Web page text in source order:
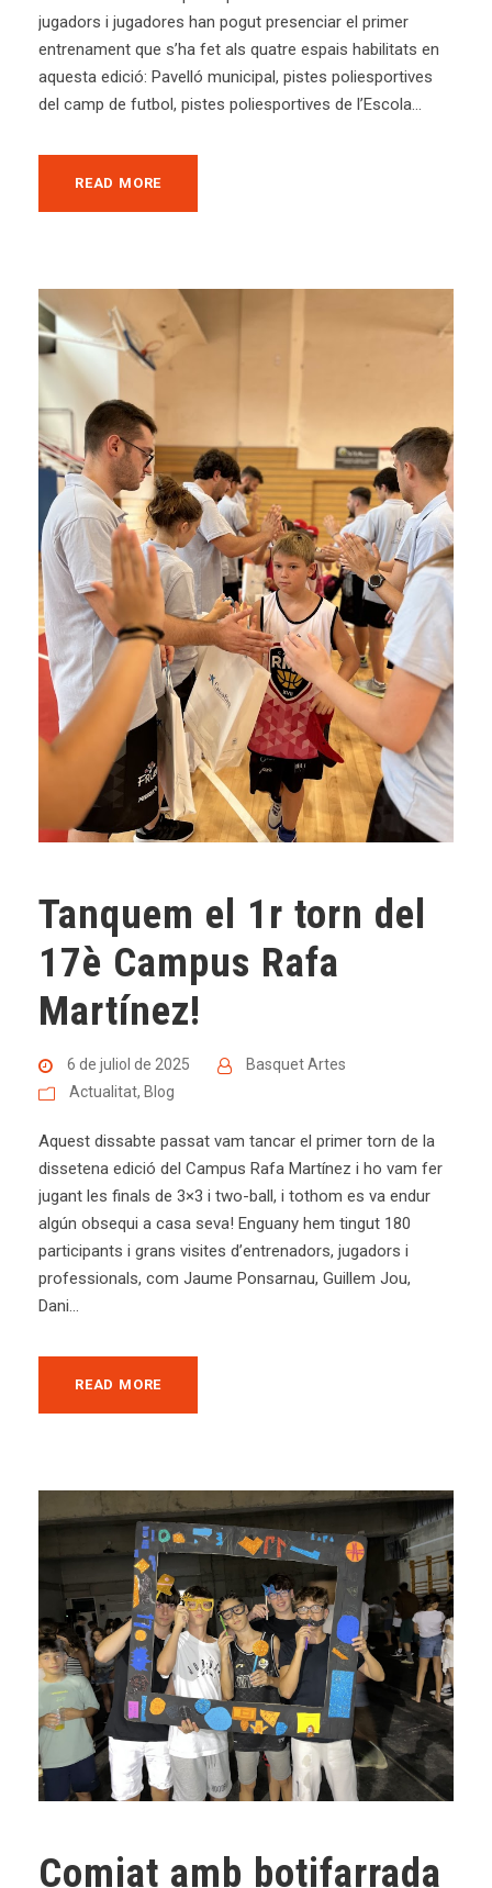
jugadors i jugadores han pogut presenciar el primer
entrenament que s’ha fet als quatre espais habilitats en
aquesta edició: Pavelló municipal, pistes poliesportives
del camp de futbol, pistes poliesportives de l’Escola...
READ MORE
Tanquem el 1r torn del
17è Campus Rafa
Martínez!
6 de juliol de 2025
Basquet Artes
Actualitat, Blog
Aquest dissabte passat vam tancar el primer torn de la
dissetena edició del Campus Rafa Martínez i ho vam fer
jugant les finals de 3×3 i two-ball, i tothom es va endur
algún obsequi a casa seva! Enguany hem tingut 180
participants i grans visites d’entrenadors, jugadors i
professionals, com Jaume Ponsarnau, Guillem Jou,
Dani...
READ MORE
Comiat amb botifarrada